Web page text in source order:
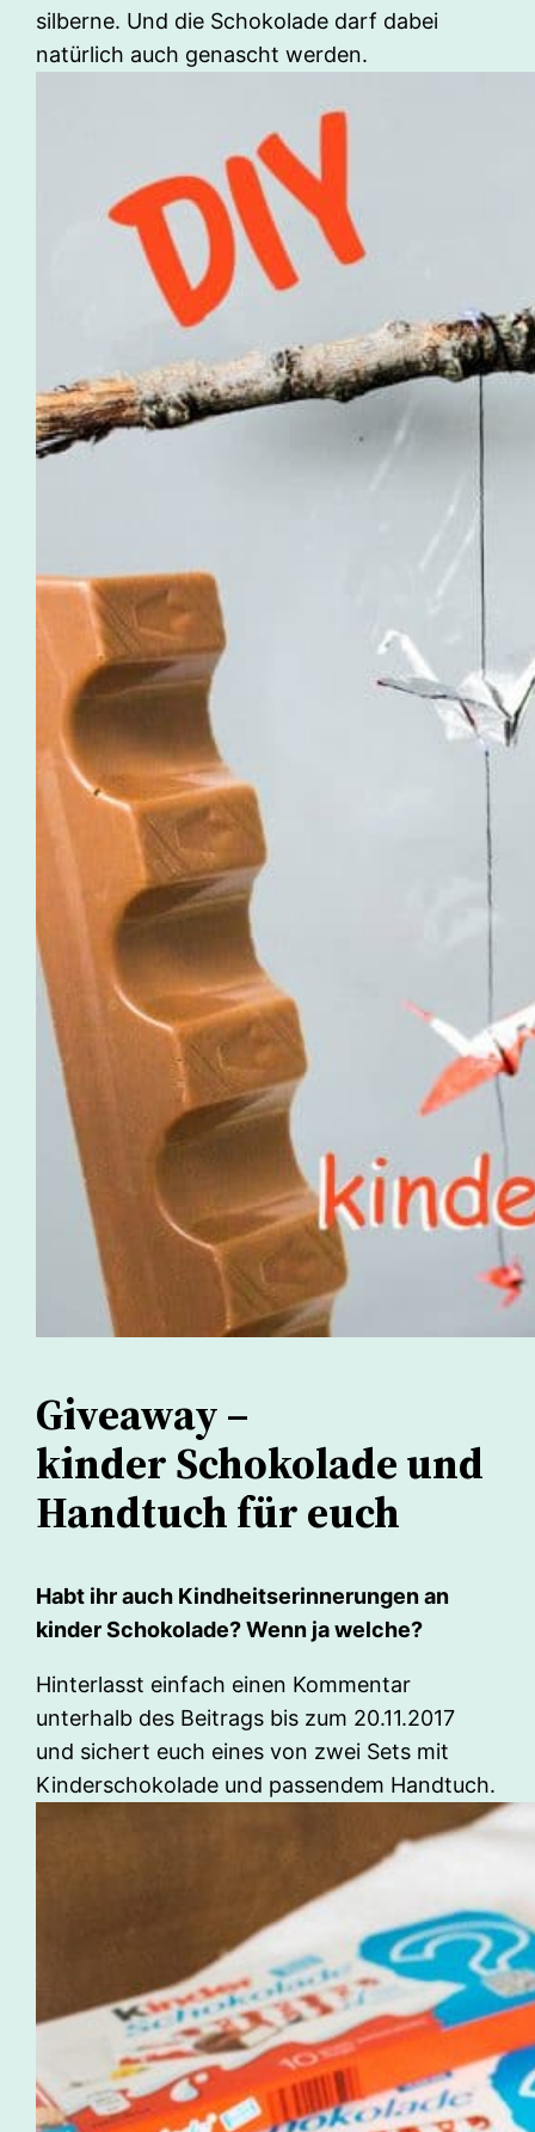
silberne. Und die Schokolade darf dabei
natürlich auch genascht werden.
Giveaway –
kinder Schokolade und
Handtuch für euch
Habt ihr auch Kindheitserinnerungen an
kinder Schokolade? Wenn ja welche?
Hinterlasst einfach einen Kommentar
unterhalb des Beitrags bis zum 20.11.2017
und sichert euch eines von zwei Sets mit
Kinderschokolade und passendem Handtuch.